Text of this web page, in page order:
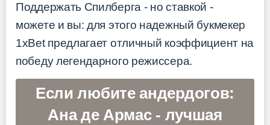
Поддержать Спилберга - но ставкой -
можете и вы: для этого надежный букмекер
1xBet предлагает отличный коэффициент на
победу легендарного режиссера.
Если любите андердогов:
Ана де Армас - лучшая